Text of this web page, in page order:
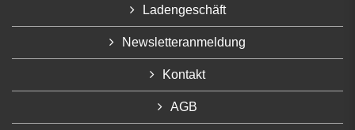
Ladengeschäft
Newsletteranmeldung
Kontakt
AGB